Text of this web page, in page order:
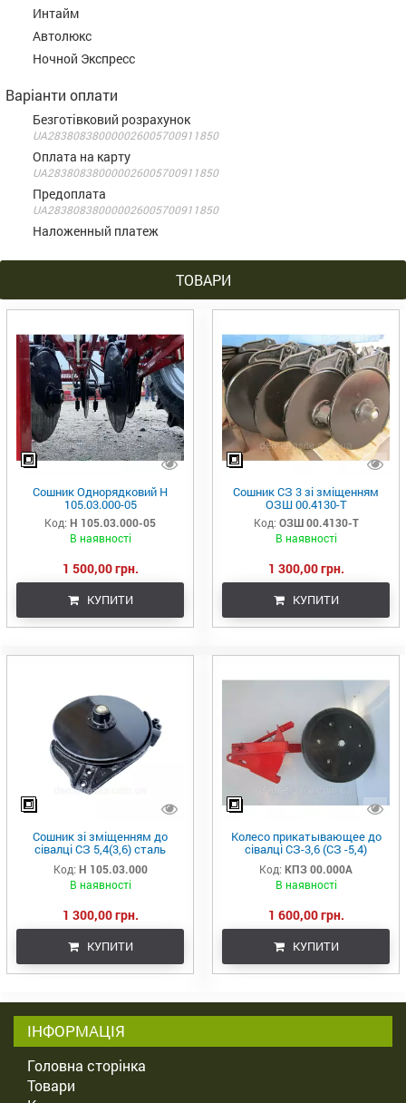
Интайм
Автолюкс
Ночной Экспресс
Варіанти оплати
Безготівковий розрахунок
UA283808380000026005700911850
Оплата на карту
UA283808380000026005700911850
Предоплата
UA283808380000026005700911850
Наложенный платеж
ТОВАРИ
Сошник Однорядковий Н
105.03.000-05
Код: Н 105.03.000-05
В наявності
1 500,00 грн.
КУПИТИ
Сошник СЗ 3 зі зміщенням
ОЗШ 00.4130-Т
Код: ОЗШ 00.4130-Т
В наявності
1 300,00 грн.
КУПИТИ
Сошник зі зміщенням до
сівалці СЗ 5,4(3,6) сталь
борированна
Код: Н 105.03.000
В наявності
1 300,00 грн.
КУПИТИ
Колесо прикатывающее до
сівалці СЗ-3,6 (СЗ -5,4)
(сошник без зміщення)
Код: КПЗ 00.000А
В наявності
1 600,00 грн.
КУПИТИ
ІНФОРМАЦІЯ
Головна сторінка
Товари